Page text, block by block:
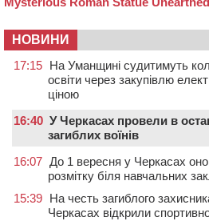
НОВИНИ
17:15 На Уманщині судитимуть
освіти через закупівлю
ціною
16:40 У Черкасах провели в
загиблих воїнів
16:07 До 1 вересня у Черкасах
розмітку біля навчальних
15:39 На честь загиблого
Черкасах відкрили